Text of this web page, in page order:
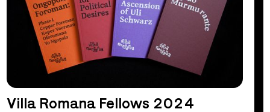
Villa Romana Fellows 2024